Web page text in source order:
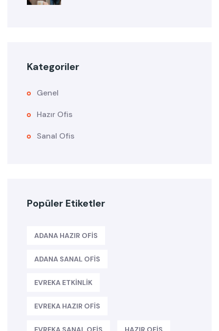
Kategoriler
Genel
Hazır Ofis
Sanal Ofis
Popüler Etiketler
ADANA HAZIR OFIS
ADANA SANAL OFIS
EVREKA ETKINLIK
EVREKA HAZIR OFIS